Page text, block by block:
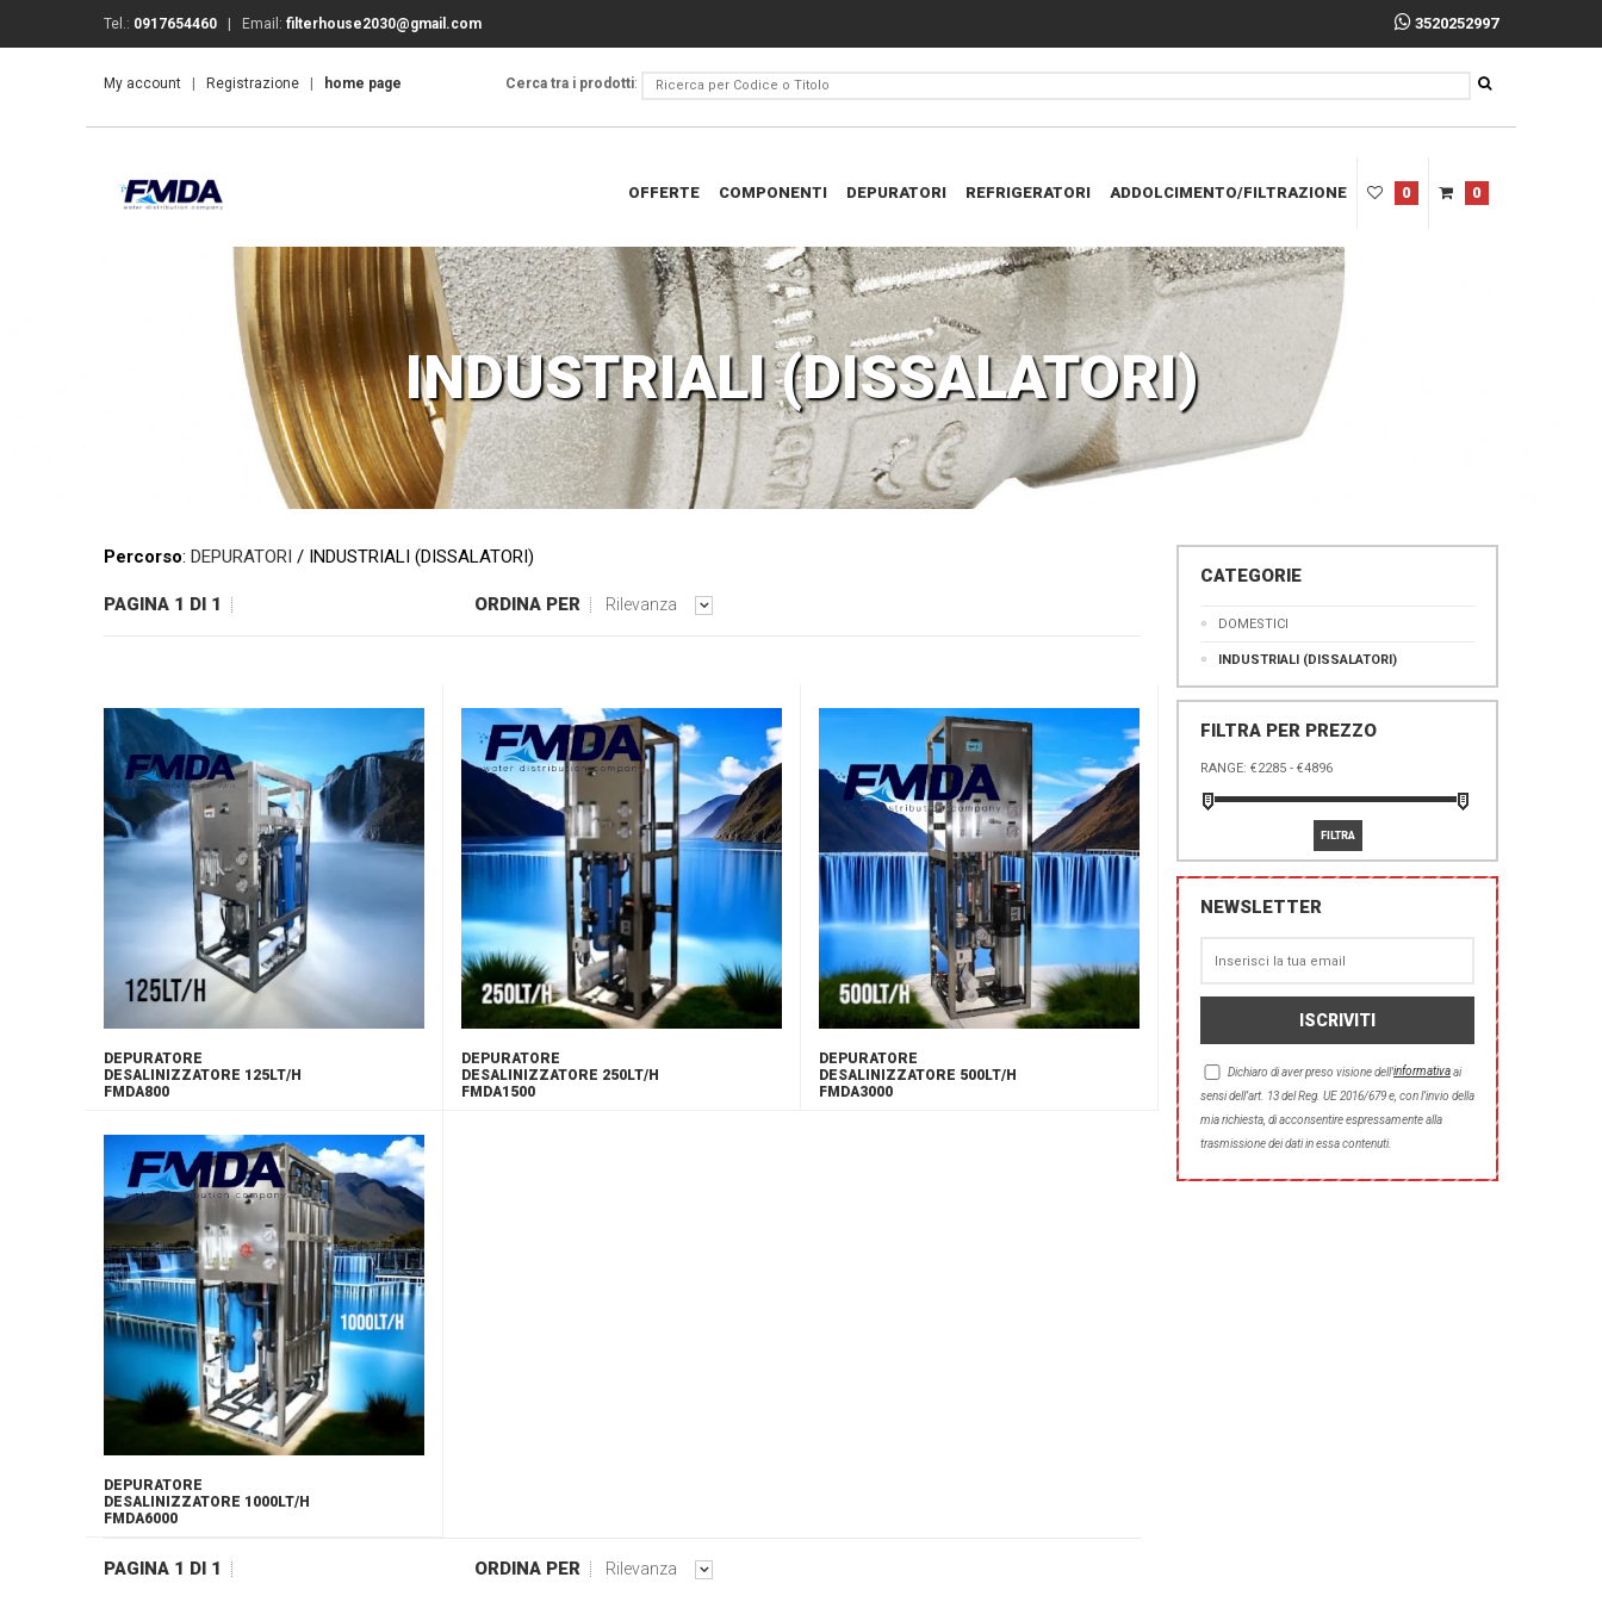
Tel.: 0917654460 | Email: filterhouse2030@gmail.com 3520252997
My account Registrazione home page Cerca tra i prodotti:
0
0
OFFERTE COMPONENTI DEPURATORI REFRIGERATORI ADDOLCIMENTO/FILTRAZIONE
INDUSTRIALI (DISSALATORI)
Percorso: DEPURATORI / INDUSTRIALI (DISSALATORI)
PAGINA 1 DI 1 ORDINA PER Rilevanza
DEPURATORE
DESALINIZZATORE 125LT/H
FMDA800
DEPURATORE
DESALINIZZATORE 250LT/H
FMDA1500
DEPURATORE
DESALINIZZATORE 500LT/H
FMDA3000
DEPURATORE
DESALINIZZATORE 1000LT/H
FMDA6000
PAGINA 1 DI 1 ORDINA PER Rilevanza
CATEGORIE
DOMESTICI
INDUSTRIALI (DISSALATORI)
FILTRA PER PREZZO
RANGE:
NEWSLETTER
Dichiaro di aver preso visione dell'informativaai
sensi dell’art. 13 del Reg. UE 2016/679 e, con l’invio della
mia richiesta, di acconsentire espressamente alla
trasmissione dei dati in essa contenuti.